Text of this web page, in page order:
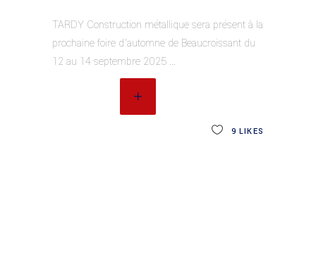
TARDY Construction métallique sera présent à la
prochaine foire d'automne de Beaucroissant du
12 au 14 septembre 2025
9 LIKES